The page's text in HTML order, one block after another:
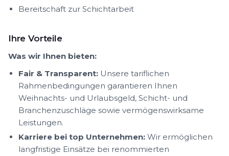
Bereitschaft zur Schichtarbeit
Ihre Vorteile
Was wir Ihnen bieten:
Fair & Transparent: Unsere tariflichen
Rahmenbedingungen garantieren Ihnen
Weihnachts- und Urlaubsgeld, Schicht- und
Branchenzuschläge sowie vermögenswirksame
Leistungen.
Karriere bei top Unternehmen: Wir ermöglichen
langfristige Einsätze bei renommierten